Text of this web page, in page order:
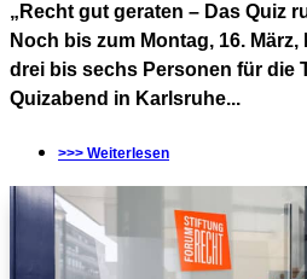
„Recht gut geraten – Das Quiz
Noch bis zum Montag, 16.
drei bis sechs Personen für die
Quizabend in Karlsruhe...
>>> Weiterlesen